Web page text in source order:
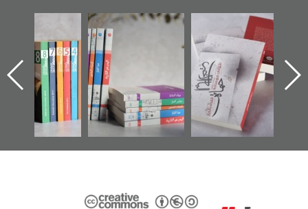
الأخير":
عن
ساحة
أوال
والتوثيق
تصنيف موضوعي
للوثائق البريطانية
يقدمه «مركز أوال»
كتب
"مرآة البحرين"
تصدر حصاد
الساحات 2019
عسكري
«مرآة